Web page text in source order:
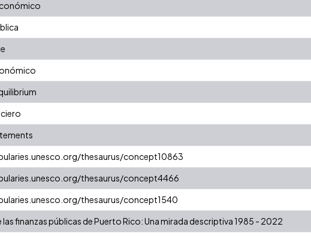
thesaurus/concept10863
thesaurus/concept4466
thesaurus/concept1540
las finanzas públicas de Puerto Rico: Una mirada descriptiva 1985 - 2022